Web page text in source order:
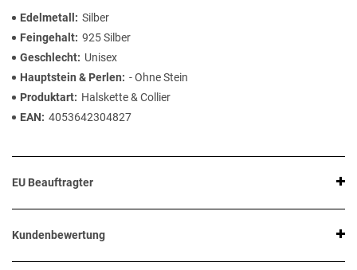
Edelmetall
Silber
Feingehalt 925 Silber
Geschlecht
Unisex
Hauptstein & Perlen
- Ohne Stein
Produktart
Halskette & Collier
EAN
4053642304827
EU Beauftragter
Kundenbewertung